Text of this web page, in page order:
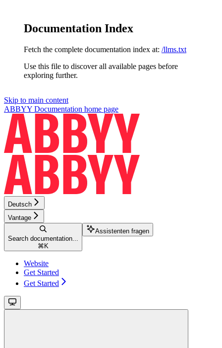
Documentation Index
Fetch the complete documentation index at: /llms.txt
Use this file to discover all available pages before
exploring further.
Skip to main content
ABBYY Documentation home page
Deutsch
Vantage
Search documentation...
⌘ K
Assistenten fragen
Website
Get Started
Get Started